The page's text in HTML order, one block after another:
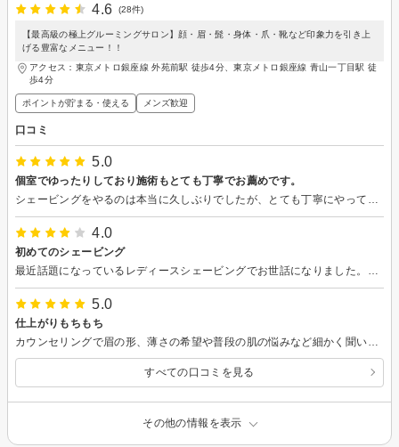
4.6
(28件)
【最高級の極上グルーミングサロン】顔・眉・髭・身体・爪・靴など印象力を引き上
げる豊富なメニュー！！
アクセス：東京メトロ銀座線 外苑前駅 徒歩4分、東京メトロ銀座線 青山一丁目駅 徒
歩4分
ポイントが貯まる・使える メンズ歓迎
口コミ
5.0
個室でゆったりしており施術もとても丁寧でお薦めです。
4.0
初めてのシェービング
5.0
仕上がりもちもち
すべての口コミを見る
その他の情報を表示